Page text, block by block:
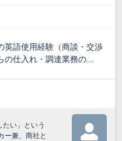
英語使用経験（商談・交渉
の仕入れ・調達業務の…
い」という
ー兼、商社と